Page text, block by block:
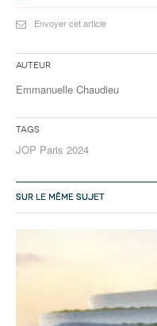
Envoyer cet article
Auteur
Emmanuelle Chaudieu
Tags
JOP Paris 2024
SUR LE MÊME SUJET